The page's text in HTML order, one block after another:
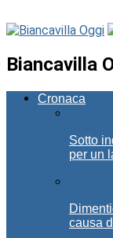
Biancavilla
Cronaca
Sotto
per un
causa